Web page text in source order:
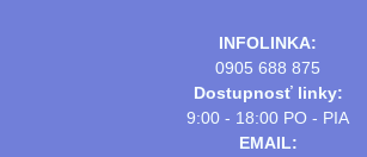
INFOLINKA:
0905 688 875
Dostupnosť linky:
9:00 - 18:00 PO - PIA
EMAIL: